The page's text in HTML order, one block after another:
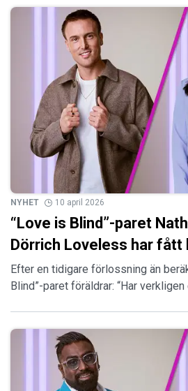
NYHET 10 april 2026
“Love is Blind”-paret
Dörrich Loveless har fått
Efter en tidigare förlossning än
Blind”-paret föräldrar: “Har